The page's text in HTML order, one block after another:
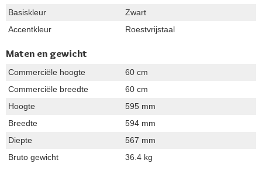
Basiskleur
Zwart
Accentkleur
Roestvrijstaal
Maten en gewicht
Commerciële hoogte
60 cm
Commerciële breedte
60 cm
Hoogte
595 mm
Breedte
594 mm
Diepte
567 mm
Bruto gewicht
36.4 kg